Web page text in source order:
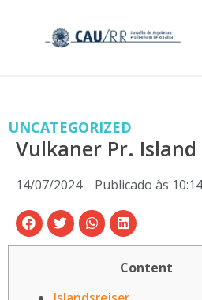
UNCATEGORIZED
Vulkaner Pr. Island
14/07/2024 Publicado às 10:14
Content